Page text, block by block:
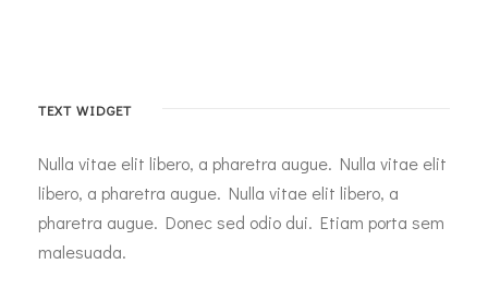
TEXT WIDGET
Nulla vitae elit libero, a pharetra augue. Nulla vitae elit
libero, a pharetra augue. Nulla vitae elit libero, a
pharetra augue. Donec sed odio dui. Etiam porta sem
malesuada.